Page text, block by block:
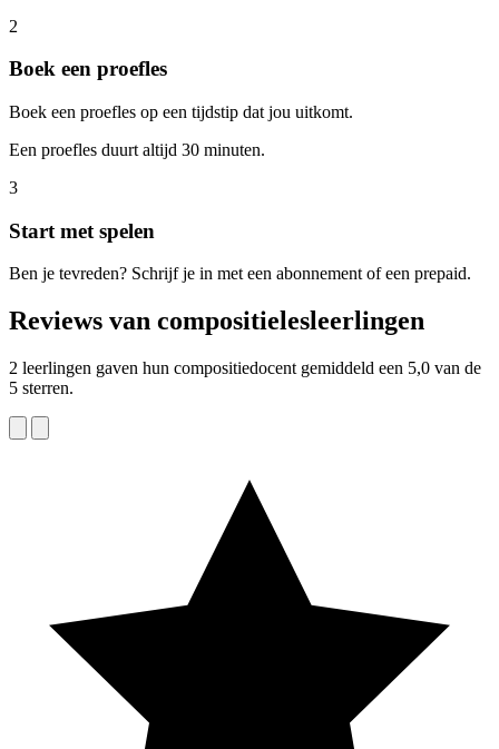
2
Boek een proefles
Boek een proefles op een tijdstip dat jou uitkomt.
Een proefles duurt altijd 30 minuten.
3
Start met spelen
Ben je tevreden? Schrijf je in met een abonnement of een prepaid.
Reviews van compositielesleerlingen
2 leerlingen gaven hun compositiedocent gemiddeld een 5,0 van de
5 sterren.